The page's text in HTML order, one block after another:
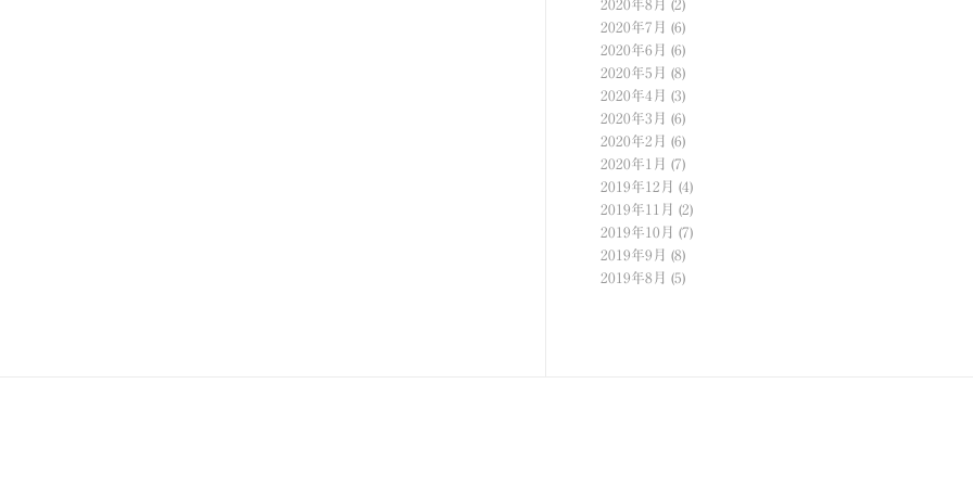
2020年8月
(2)
2020年7月
(6)
2020年6月
(6)
2020年5月
(8)
2020年4月
(3)
2020年3月
(6)
2020年2月
(6)
2020年1月
(7)
2019年12月
(4)
2019年11月
(2)
2019年10月
(7)
2019年9月
(8)
2019年8月
(5)